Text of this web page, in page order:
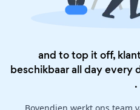
and to top it off,
beschikbaar all day every
.